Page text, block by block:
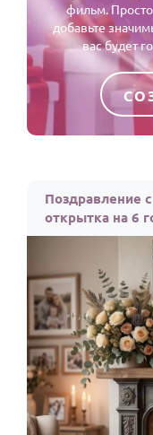
фильм.
добавьте
вас будет
Поздравление
открытка на 6